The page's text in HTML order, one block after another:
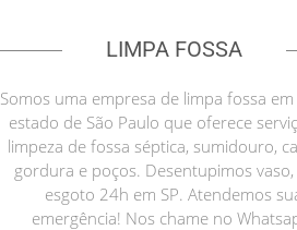
LIMPA FOSSA
Somos uma empresa de limpa fossa
estado de São Paulo que oferece
limpeza de fossa séptica, sumidouro,
gordura e poços. Desentupimos
esgoto 24h em SP. Atendemos
emergência! Nos chame no